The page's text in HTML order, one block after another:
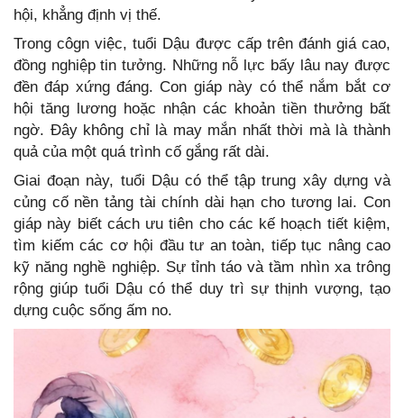
hội, khẳng định vị thế.
Trong côgn việc, tuổi Dậu được cấp trên đánh giá cao,
đồng nghiệp tin tưởng. Những nỗ lực bấy lâu nay được
đền đáp xứng đáng. Con giáp này có thể nắm bắt cơ
hội tăng lương hoặc nhận các khoản tiền thưởng bất
ngờ. Đây không chỉ là may mắn nhất thời mà là thành
quả của một quá trình cố gắng rất dài.
Giai đoạn này, tuổi Dậu có thể tập trung xây dựng và
củng cố nền tảng tài chính dài hạn cho tương lai. Con
giáp này biết cách ưu tiên cho các kế hoạch tiết kiệm,
tìm kiếm các cơ hội đầu tư an toàn, tiếp tục nâng cao
kỹ năng nghề nghiệp. Sự tỉnh táo và tầm nhìn xa trông
rộng giúp tuổi Dậu có thể duy trì sự thịnh vượng, tạo
dựng cuộc sống ấm no.